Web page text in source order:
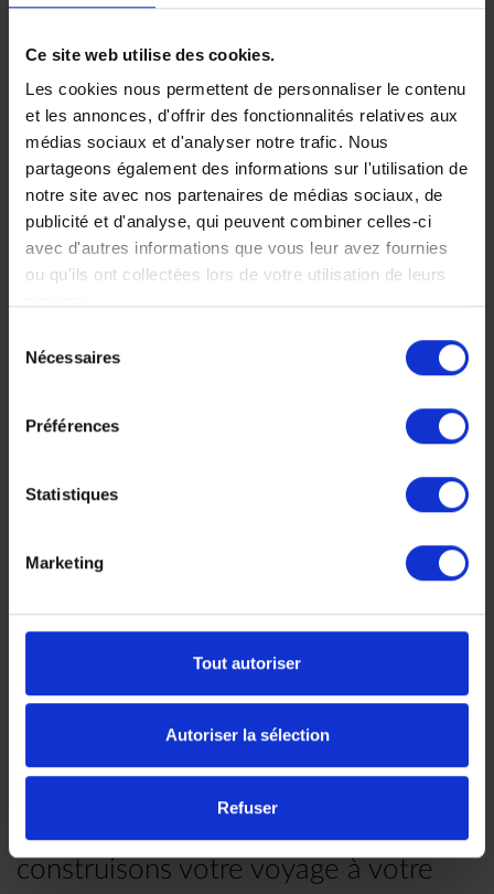
Ce site web utilise des cookies.
Les cookies nous permettent de personnaliser le contenu
et les annonces, d'offrir des fonctionnalités relatives aux
médias sociaux et d'analyser notre trafic. Nous
partageons également des informations sur l'utilisation de
notre site avec nos partenaires de médias sociaux, de
publicité et d'analyse, qui peuvent combiner celles-ci
avec d'autres informations que vous leur avez fournies
ou qu'ils ont collectées lors de votre utilisation de leurs
Nécessaires
Préférences
Statistiques
Marketing
Tout autoriser
Autoriser la sélection
Refuser
et Praslin,
pépites de
l’Océan Indien
Découvrez les trois îles
majeures de l'archipel des
Seychelles et leurs plages
idylliques avec ce séjour
190 €
Séjour balnéaire
Faites nous part de vos
Chez Makila Voyages, chaque
construisons votre voyage à votre